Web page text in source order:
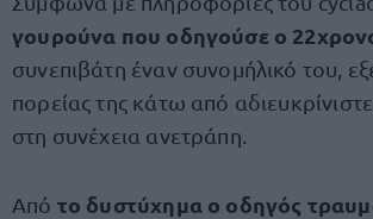
γουρούνα που οδηγούσε ο
συνεπιβάτη έναν συνομήλικό του,
πορείας της κάτω από
στη συνέχεια ανετράπη.
Από το δυστύχημα ο οδηγός